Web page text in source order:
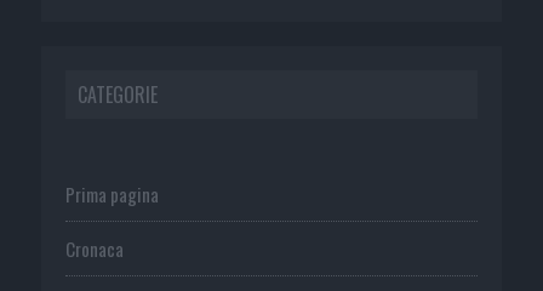
CATEGORIE
Prima pagina
Cronaca